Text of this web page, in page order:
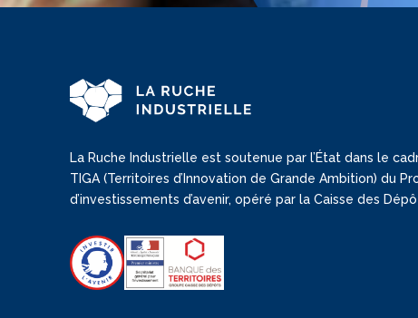
La Ruche Industrielle est soutenue par l’État dans le
TIGA (Territoires d’Innovation de Grande Ambition) du
d’investissements d’avenir, opéré par la Caisse des